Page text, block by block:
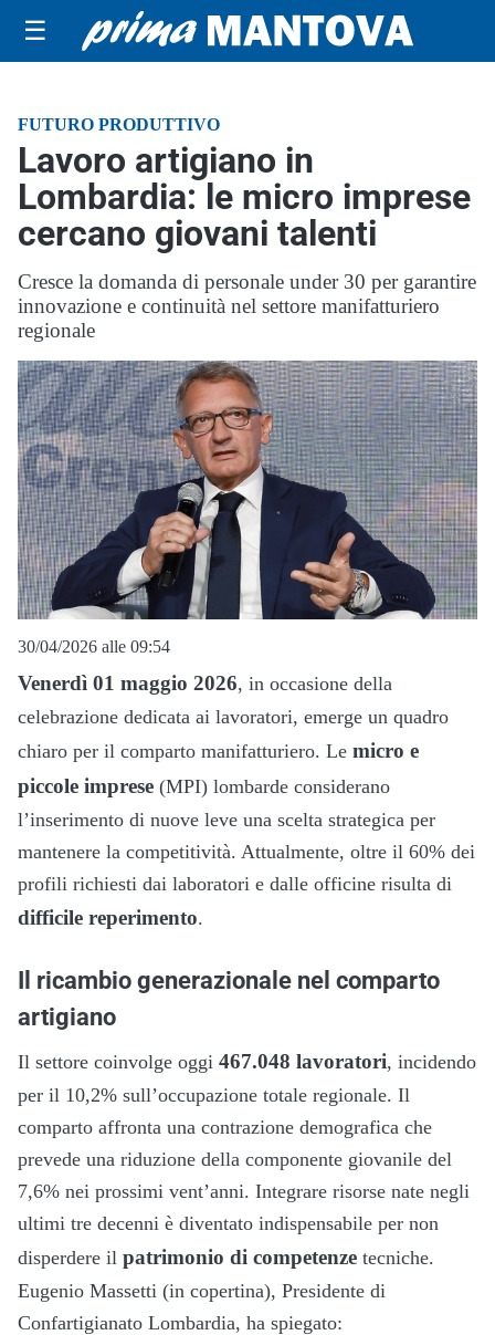
☰
FUTURO PRODUTTIVO
Lavoro artigiano in
Lombardia: le micro imprese
cercano giovani talenti
Cresce la domanda di personale under 30 per garantire
innovazione e continuità nel settore manifatturiero
regionale
30/04/2026 alle 09:54
Venerdì 01 maggio 2026, in occasione della
celebrazione dedicata ai lavoratori, emerge un quadro
chiaro per il comparto manifatturiero. Le micro e
piccole imprese (MPI) lombarde considerano
l’inserimento di nuove leve una scelta strategica per
mantenere la competitività. Attualmente, oltre il 60% dei
profili richiesti dai laboratori e dalle officine risulta di
difficile reperimento.
Il ricambio generazionale nel comparto
artigiano
Il settore coinvolge oggi 467.048 lavoratori, incidendo
per il 10,2% sull’occupazione totale regionale. Il
comparto affronta una contrazione demografica che
prevede una riduzione della componente giovanile del
7,6% nei prossimi vent’anni. Integrare risorse nate negli
ultimi tre decenni è diventato indispensabile per non
disperdere il patrimonio di competenze tecniche.
Eugenio Massetti (in copertina), Presidente di
Confartigianato Lombardia, ha spiegato: